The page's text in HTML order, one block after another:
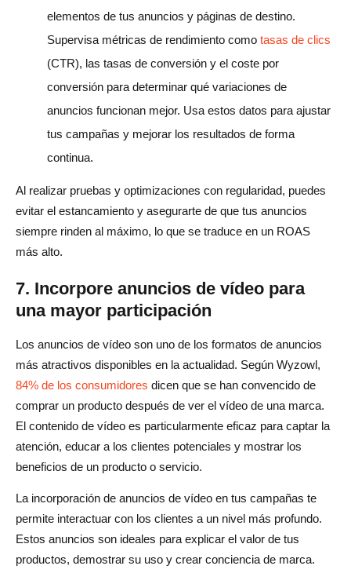
elementos de tus anuncios y páginas de destino.
Supervisa métricas de rendimiento como tasas de clics
(CTR), las tasas de conversión y el coste por
conversión para determinar qué variaciones de
anuncios funcionan mejor. Usa estos datos para ajustar
tus campañas y mejorar los resultados de forma
continua.
Al realizar pruebas y optimizaciones con regularidad, puedes
evitar el estancamiento y asegurarte de que tus anuncios
siempre rinden al máximo, lo que se traduce en un ROAS
más alto.
7. Incorpore anuncios de vídeo para
una mayor participación
Los anuncios de vídeo son uno de los formatos de anuncios
más atractivos disponibles en la actualidad. Según Wyzowl,
84% de los consumidores dicen que se han convencido de
comprar un producto después de ver el vídeo de una marca.
El contenido de vídeo es particularmente eficaz para captar la
atención, educar a los clientes potenciales y mostrar los
beneficios de un producto o servicio.
La incorporación de anuncios de vídeo en tus campañas te
permite interactuar con los clientes a un nivel más profundo.
Estos anuncios son ideales para explicar el valor de tus
productos, demostrar su uso y crear conciencia de marca.